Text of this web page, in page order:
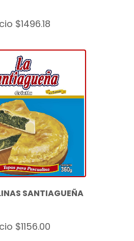
$1496.18
SANTIAGUEÑA
$1156.00